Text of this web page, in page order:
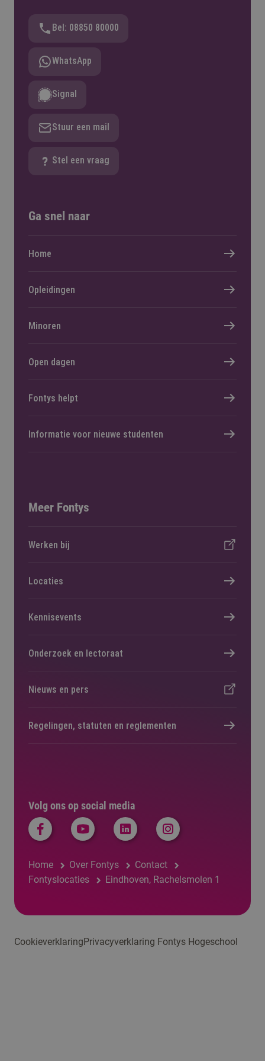
Bel: 08850 80000
WhatsApp
Signal
Stuur een mail
Stel een vraag
Volg ons op social media
Home Over Fontys
Contact
Fontyslocaties
Eindhoven, Rachelsmolen 1
Ga snel naar
Home
Opleidingen
Minoren
Open dagen
Fontys helpt
Informatie voor nieuwe studenten
Meer Fontys
Werken bij
Locaties
Kennisevents
Onderzoek en lectoraat
Nieuws en pers
Regelingen, statuten en reglementen
CookieverklaringPrivacyverklaring Fontys Hogeschool